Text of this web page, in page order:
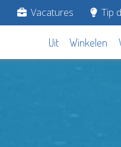
Vacatures Tip
Uit Winkelen